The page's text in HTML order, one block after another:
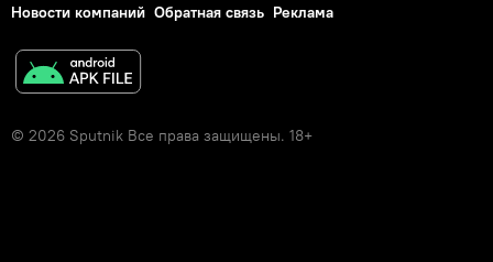
Новости компаний Обратная связь Реклама
© 2026 Sputnik Все права защищены. 18+